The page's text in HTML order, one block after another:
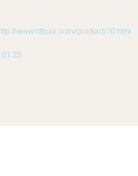
www.nttcxx.com/product/70.html